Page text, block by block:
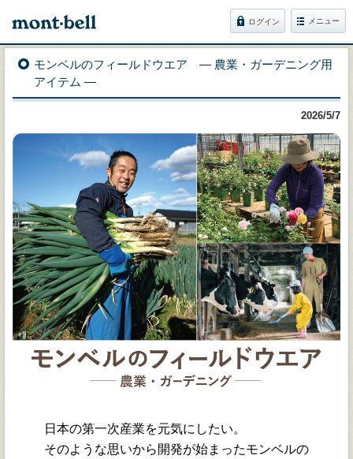
ログイン メニュー
モンベルのフィールドウエア ― 農業・ガーデニング用
アイテム ―
2026/5/7
日本の第一次産業を元気にしたい。
そのような思いから開発が始まったモンベルの